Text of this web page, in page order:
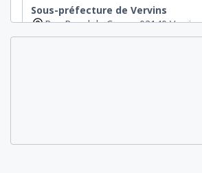
Sous-préfecture de Vervins
Rue Raoul de Coucy, 02140 Vervins